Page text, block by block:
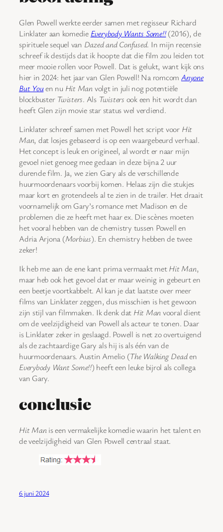
Glen Powell werkte eerder samen met regisseur Richard
Linklater aan komedie Everybody Wants Some!!(2016), de
spirituele sequel van Dazed and Confused. In mijn recensie
schreef ik destijds dat ik hoopte dat die film zou leiden tot
meer mooie rollen voor Powell. Dat is gelukt, want kijk ons
hier in 2024: het jaar van Glen Powell! Na romcom Anyone
But Youen nu Hit Manvolgt in juli nog potentiële
blockbuster Twisters. Als Twisters ook een hit wordt dan
heeft Glen zijn movie star status wel verdiend.
Linklater schreef samen met Powell het script voor Hit
Man, dat losjes gebaseerd is op een waargebeurd verhaal.
Het concept is leuk en origineel, al wordt er naar mijn
gevoel niet genoeg mee gedaan in deze bijna 2 uur
durende film. Ja, we zien Gary als de verschillende
huurmoordenaars voorbij komen. Helaas zijn die stukjes
maar kort en grotendeels al te zien in de trailer. Het draait
voornamelijk om Gary’s romance met Madison en de
problemen die ze heeft met haar ex. Die scènes moeten
het vooral hebben van de chemistry tussen Powell en
Adria Arjona (Morbius). En chemistry hebben de twee
zeker!
Ik heb me aan de ene kant prima vermaakt metHit Man,
maar heb ook het gevoel dat er maar weinig in gebeurt en
een beetje voortkabbelt. Al kan je dat laatste over meer
films van Linklater zeggen, dus misschien is het gewoon
zijn stijl van filmmaken. Ik denk dat Hit Manvooral dient
om de veelzijdigheid van Powell als acteur te tonen. Daar
is Linklater zeker in geslaagd. Powell is net zo overtuigend
als de zachtaardige Gary als hij is als één van de
huurmoordenaars. Austin Amelio (The Walking Deaden
Everybody Want Some!!) heeft een leuke bijrol als collega
van Gary.
conclusie
Hit Manis een vermakelijke komedie waarin het talent en
de veelzijdigheid van Glen Powell centraal staat.
6 juni 2024